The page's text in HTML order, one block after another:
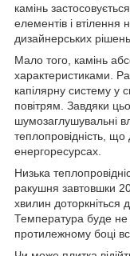
камінь
елементів і втілення
дизайнерських рішень.
Мало того, камінь
характеристиками.
капілярну систему у
повітрям. Завдяки
шумозаглушувальні
теплопровідність,
енергоресурсах.
Низька
ракушня завтовшки
хвилин доторкніться
Температура буде не
протилежному боці